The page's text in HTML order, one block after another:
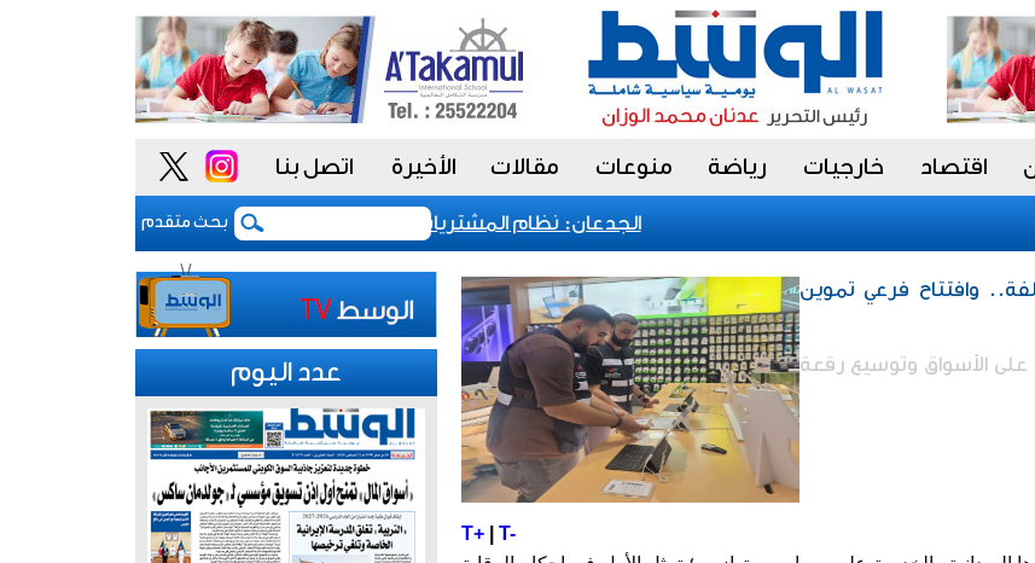
اقتصاد خارجيات رياضة منوعات مقالات الأخيرة اتصل بنا
بحث متقدم
الجدعان: نظام المشتريات يمنح الحكومة السعودية أدوات أكثر مرونة
«التجارة»: تحرير 35 مخالفة.. وافتتاح فرعي تموين
على الأسواق وتوسيع رقعة
T+| T-
عدد اليوم